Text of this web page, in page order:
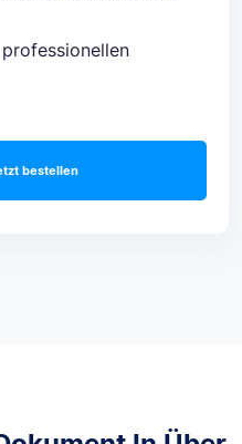
bestellen